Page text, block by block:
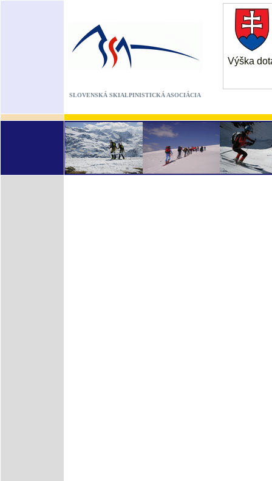
Výška
SLOVENSKÁ SKIALPINISTICKÁ ASOCIÁCIA